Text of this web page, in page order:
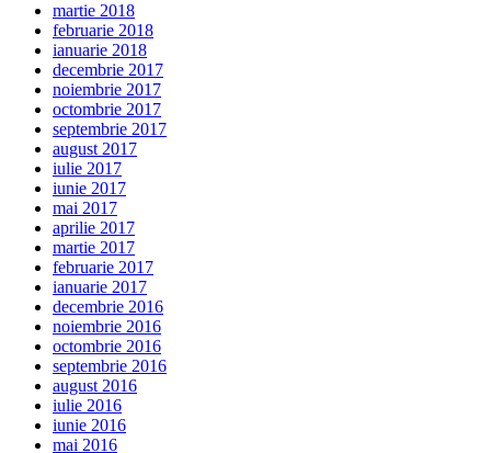
martie 2018
februarie 2018
ianuarie 2018
decembrie 2017
noiembrie 2017
octombrie 2017
septembrie 2017
august 2017
iulie 2017
iunie 2017
mai 2017
aprilie 2017
martie 2017
februarie 2017
ianuarie 2017
decembrie 2016
noiembrie 2016
octombrie 2016
septembrie 2016
august 2016
iulie 2016
iunie 2016
mai 2016